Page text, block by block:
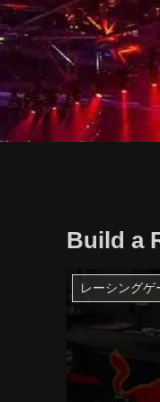
Build a
レーシングゲ